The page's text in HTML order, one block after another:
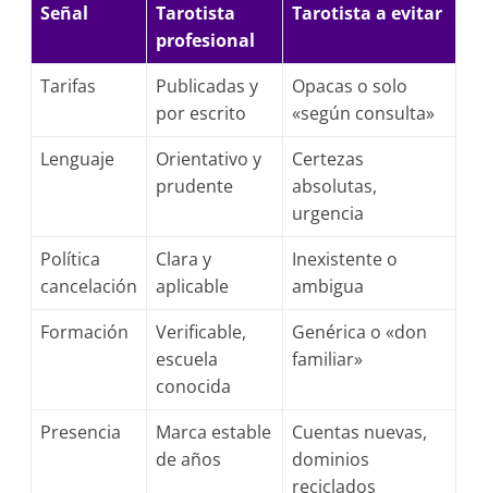
Señal
Tarotista
profesional
Tarotista a evitar
Tarifas
Publicadas y
por escrito
Opacas o solo
«según consulta»
Lenguaje
Orientativo y
prudente
Certezas
absolutas,
urgencia
Política
cancelación
Clara y
aplicable
Inexistente o
ambigua
Formación
Verificable,
escuela
conocida
Genérica o «don
familiar»
Presencia
Marca estable
de años
Cuentas nuevas,
dominios
reciclados